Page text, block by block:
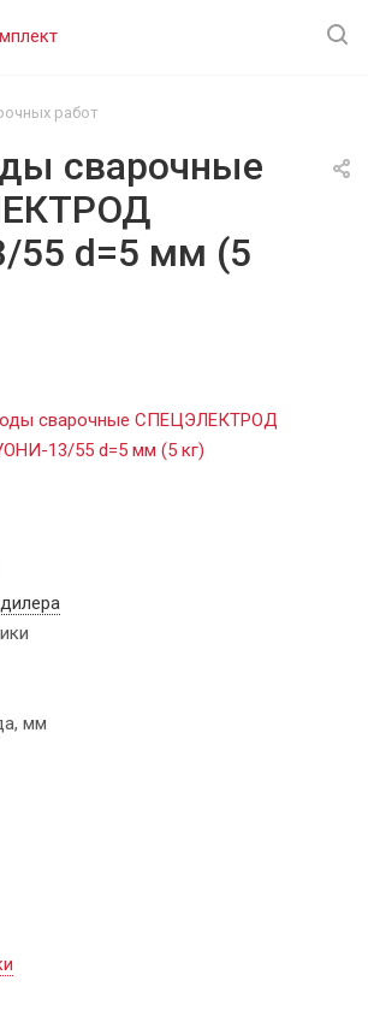
работ
сварочные
55 d=5 мм (5
мм